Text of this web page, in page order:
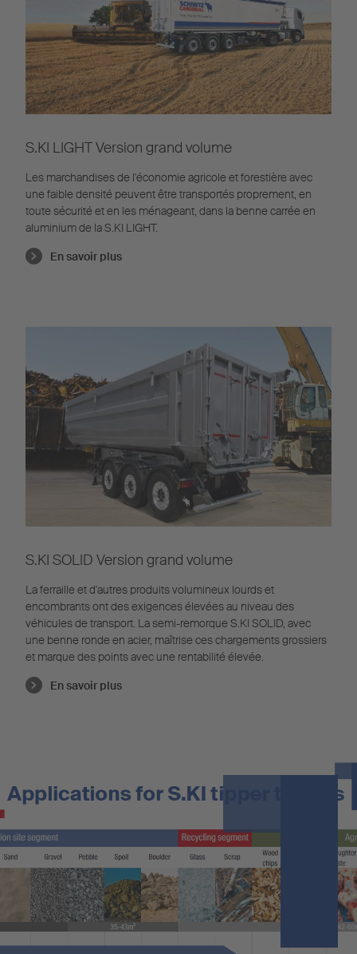
S.KI LIGHT Version grand volume
Les marchandises de l'économie agricole et forestière avec
une faible densité peuvent être transportés proprement, en
toute sécurité et en les ménageant, dans la benne carrée en
aluminium de la S.KI LIGHT.
En savoir plus
S.KI SOLID Version grand volume
La ferraille et d'autres produits volumineux lourds et
encombrants ont des exigences élevées au niveau des
véhicules de transport. La semi-remorque S.KI SOLID, avec
une benne ronde en acier, maîtrise ces chargements grossiers
et marque des points avec une rentabilité élevée.
En savoir plus